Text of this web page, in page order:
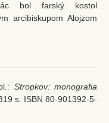
bol farský kostol
arcibiskupom Alojzom
Stropkov: monografia
s. ISBN 80-901392-5-